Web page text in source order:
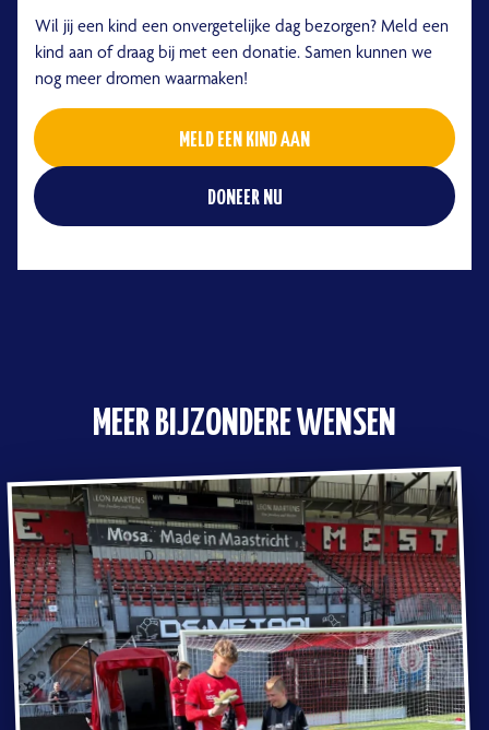
Wil jij een kind een onvergetelijke dag bezorgen? Meld een
kind aan of draag bij met een donatie. Samen kunnen we
nog meer dromen waarmaken!
MELD EEN KIND AAN
DONEER NU
MEER BIJZONDERE WENSEN